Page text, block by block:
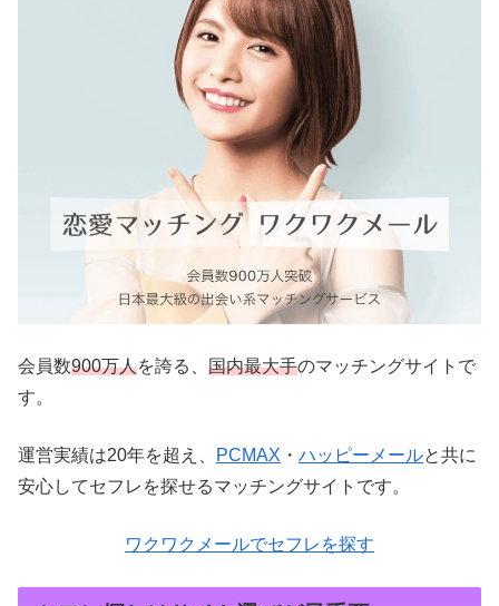
会員数900万人を誇る、 国内最大手のマッチングサイトで
す。
運営実績は20年を超え、 PCMAX ・ ハッピーメールと共に
安心してセフレを探せるマッチングサイトです。
ワクワクメールでセフレを探す